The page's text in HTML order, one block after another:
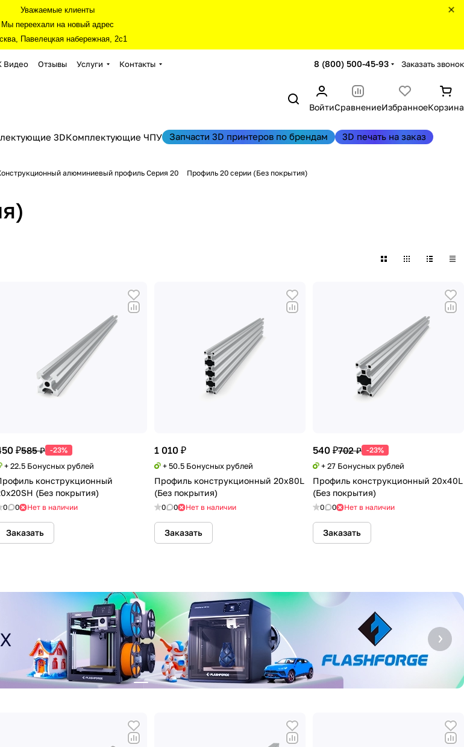
Уважаемые клиенты
Мы переехали на новый адрес
Павелецкая набережная, 2с1
Видео Отзывы Услуги Контакты 8 (800) 500-45-93 Заказать звонок
ВойтиСравнениеИзбранноеКорзина
3DКомплектующие ЧПУ Запчасти 3D принтеров по брендам 3D печать на заказ
алюминиевый профиль Серия 20 Профиль 20 серии (Без покрытия)
₽585 ₽ -23%
+ 22.5 Бонусных рублей
конструкционный
(Без покрытия)
0 0 Нет в наличии
Заказать
1 010 ₽
+ 50.5 Бонусных рублей
Профиль конструкционный 20х80L
(Без покрытия)
0 0 Нет в наличии
Заказать
540 ₽702 ₽ -23%
+ 27 Бонусных рублей
Профиль конструкционный 20х40L
(Без покрытия)
0 0 Нет в наличии
Заказать